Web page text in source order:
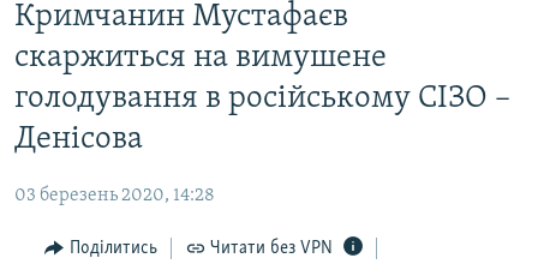
основного
матеріалу
Перейти
до
основної
Перейти
пошуку
ВОДА.КРИМ
ВІДЕО ТА ФОТО
ПОЛІТИКА
ПОГЛЯД
ІНТЕРВ'Ю
Кримчанин Мустафаєв
скаржиться на вимушене
голодування в російському СІЗО –
Денісова
03 березень 2020, 14:28
Поділитись Читати без VPN